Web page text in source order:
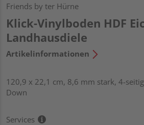
Friends by ter Hürne
Klick-Vinylboden HDF
Landhausdiele
Artikelinformationen
120,9 x 22,1 cm, 8,6 mm stark, 4-
Down
Services